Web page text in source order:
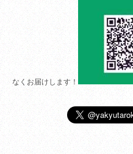
なくお届けします！